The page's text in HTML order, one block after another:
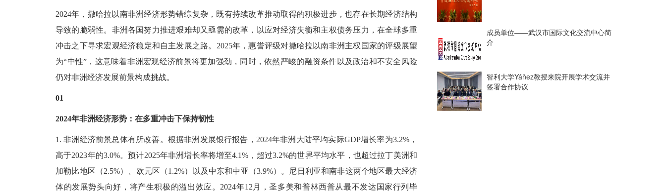
2024年，撒哈拉以南非洲经济形势错综复杂，既有持续改革推动取得的积极进步，也存在长期经济结构
导致的脆弱性。非洲各国努力推进艰难却又亟需的改革，以应对经济失衡和主权债务压力，在全球多重
冲击之下寻求宏观经济稳定和自主发展之路。2025年，惠誉评级对撒哈拉以南非洲主权国家的评级展望
为“中性”，这意味着非洲宏观经济前景将更加强劲，同时，依然严峻的融资条件以及政治和不安全风险
仍对非洲经济发展前景构成挑战。
01
2024年非洲经济形势：在多重冲击下保持韧性
1. 非洲经济前景总体有所改善。根据非洲发展银行报告，2024年非洲大陆平均实际GDP增长率为3.2%，
高于2023年的3.0%。预计2025年非洲增长率将增至4.1%，超过3.2%的世界平均水平，也超过拉丁美洲和
加勒比地区（2.5%）、欧元区（1.2%）以及中东和中亚（3.9%）。尼日利亚和南非这两个地区最大经济
体的发展势头向好，将产生积极的溢出效应。2024年12月，圣多美和普林西普从最不发达国家行列毕
成员单位——武汉市国际文化交流中心简
介
智利大学Yáñez教授来院开展学术交流并
签署合作协议